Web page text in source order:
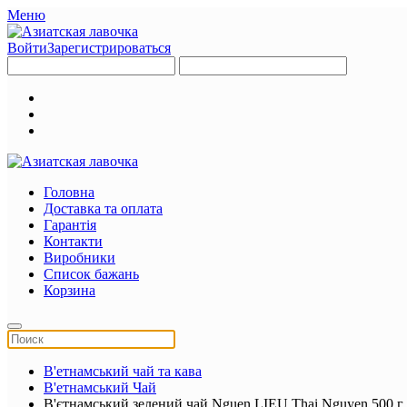
Меню
ВойтиЗарегистрироваться
Головна
Доставка та оплата
Гарантія
Контакти
Виробники
Список бажань
Корзина
В'етнамський чай та кава
В'етнамський Чай
В'єтнамський зелений чай Nguen LIEU Thai Nguyen 500